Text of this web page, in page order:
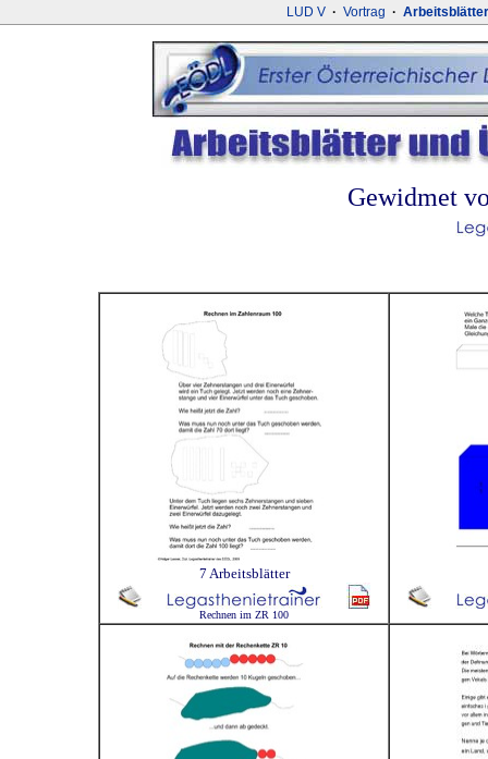
LUD V · Vortrag · Arbeitsblätter
Gewidmet
7 Arbeitsblätter
Rechnen im ZR 100